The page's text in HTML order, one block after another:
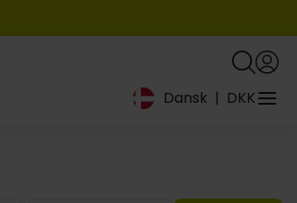
Dansk | DKK